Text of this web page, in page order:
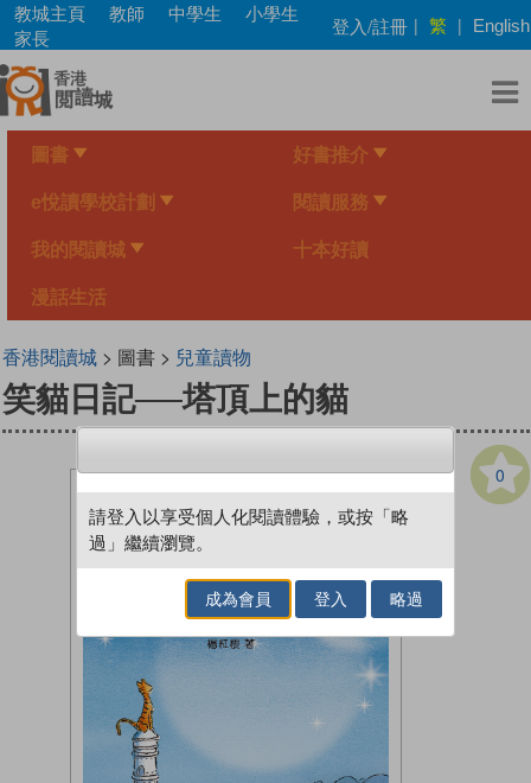
Skip
main
content
教城主頁 教師 中學生
小學生
家長
登入/註冊 | 繁 | English
圖書 好書推介
e悅讀學校計劃 閱讀服務
我的閱讀城 十本好讀
漫話生活
香港閱讀城> 圖書 > 兒童讀物
笑貓日記──塔頂上的貓
0
請登入以享受個人化閱讀體驗，或按「略
過」繼續瀏覽。
成為會員 登入 略過